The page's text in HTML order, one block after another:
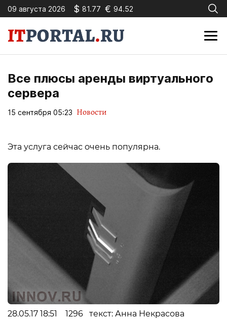
09 августа 2026 $ 81.77 € 94.52
Все плюсы аренды виртуального
сервера
15 сентября 05:23 Новости
Эта услуга сейчас очень популярна.
28.05.17 18:51 1296 текст: Анна Некрасова